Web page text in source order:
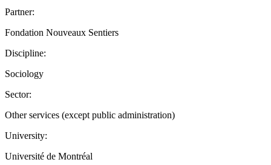
Partner:
Fondation Nouveaux Sentiers
Discipline:
Sociology
Sector:
Other services (except public administration)
University:
Université de Montréal